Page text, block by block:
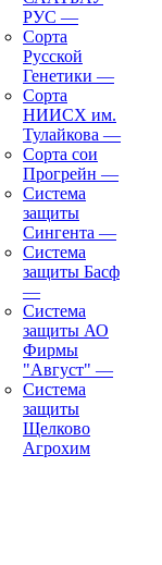
РУС —
Сорта
Русской
Генетики —
Сорта
НИИСХ им.
Тулайкова —
Сорта сои
Прогрейн —
Система
защиты
Сингента —
Система
защиты Басф
—
Система
защиты АО
Фирмы
"Август" —
Система
защиты
Щелково
Агрохим